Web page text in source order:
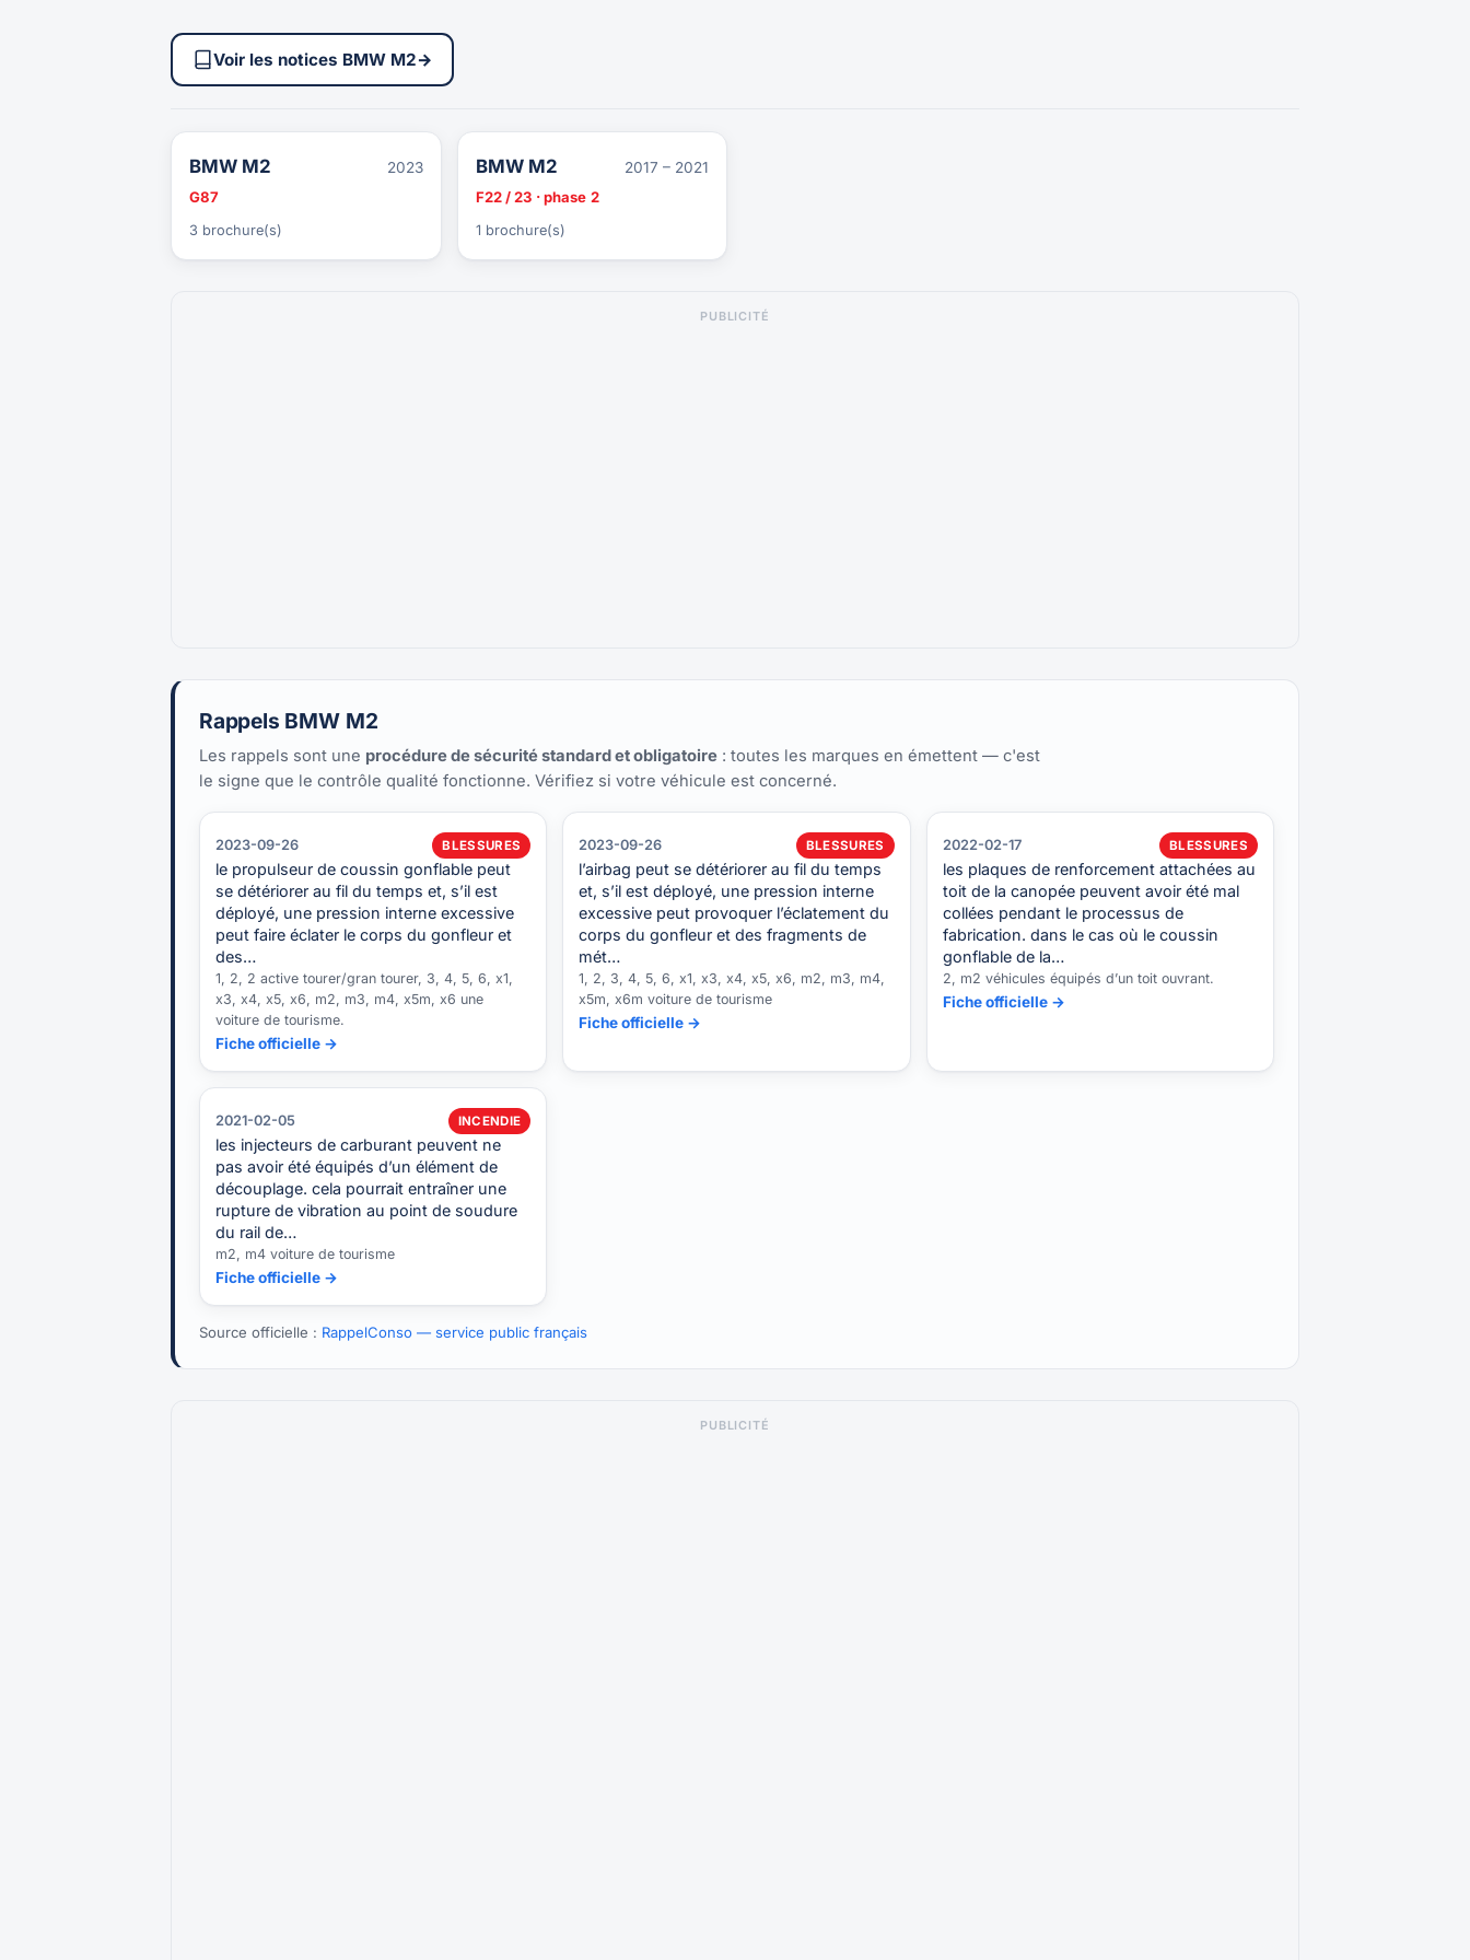
Voir les notices BMW M2→
BMW M2
2023
G87
3 brochure(s)
BMW M2
2017 – 2021
F22 / 23 · phase 2
1 brochure(s)
PUBLICITÉ
Rappels BMW M2
Les rappels sont une procédure de sécurité standard et obligatoire : toutes les marques en émettent — c'est
le signe que le contrôle qualité fonctionne. Vérifiez si votre véhicule est concerné.
2023-09-26 BLESSURES
le propulseur de coussin gonflable peut
se détériorer au fil du temps et, s’il est
déployé, une pression interne excessive
peut faire éclater le corps du gonfleur et
des…
1, 2, 2 active tourer/gran tourer, 3, 4, 5, 6, x1,
x3, x4, x5, x6, m2, m3, m4, x5m, x6 une
voiture de tourisme.
Fiche officielle →
2023-09-26 BLESSURES
l’airbag peut se détériorer au fil du temps
et, s’il est déployé, une pression interne
excessive peut provoquer l’éclatement du
corps du gonfleur et des fragments de
mét…
1, 2, 3, 4, 5, 6, x1, x3, x4, x5, x6, m2, m3, m4,
x5m, x6m voiture de tourisme
Fiche officielle →
2022-02-17 BLESSURES
les plaques de renforcement attachées au
toit de la canopée peuvent avoir été mal
collées pendant le processus de
fabrication. dans le cas où le coussin
gonflable de la…
2, m2 véhicules équipés d’un toit ouvrant.
Fiche officielle →
2021-02-05 INCENDIE
les injecteurs de carburant peuvent ne
pas avoir été équipés d’un élément de
découplage. cela pourrait entraîner une
rupture de vibration au point de soudure
du rail de…
m2, m4 voiture de tourisme
Fiche officielle →
Source officielle : RappelConso — service public français
PUBLICITÉ